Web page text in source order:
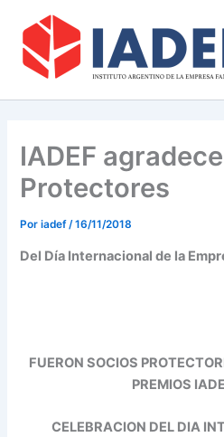
contenido
IADEF
Protectores
Poriadef/16/11/2018
Del Día Internacional de la
FUERON SOCIOS
PREMIOS
CELEBRACION DEL DIA